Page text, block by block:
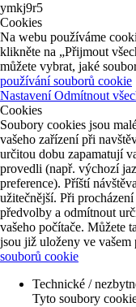
ymkj9r5
Cookies
Na webu používáme
klikněte na „Přijmout
můžete vybrat, jaké
používání souborů cookie
Nastavení Odmítnout
Cookies
Soubory cookies jsou
vašeho zařízení při
určitou dobu zapamatují
provedli (např. výchozí
preference). Příští
užitečnější. Při
předvolby a odmítnout
vašeho počítače. Můžete
jsou již uloženy ve vašem
souborů cookie
Technické /
Tyto soubory